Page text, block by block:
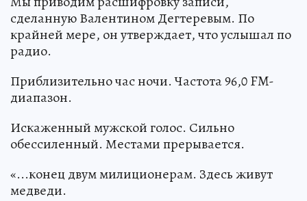
сделанную Валентином Дегтеревым. По
крайней мере, он утверждает, что услышал по
радио.
Приблизительно час ночи. Частота 96,0 FM-
диапазон.
Искаженный мужской голос. Сильно
обессиленный. Местами прерывается.
«...конец двум милиционерам. Здесь живут
медведи.